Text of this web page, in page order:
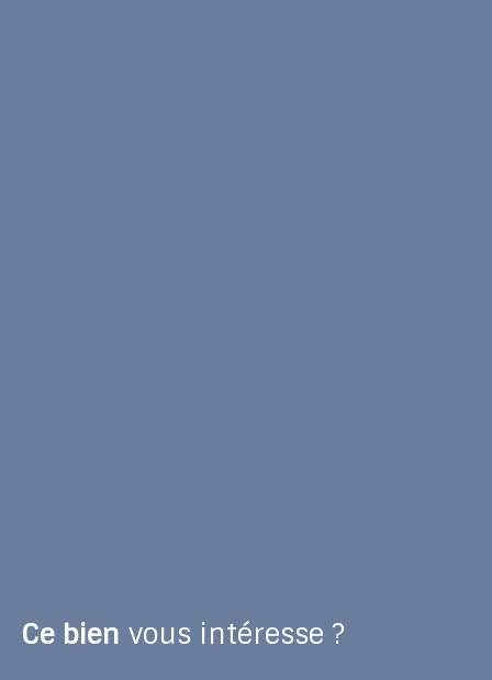
Ce bien vous intéresse ?